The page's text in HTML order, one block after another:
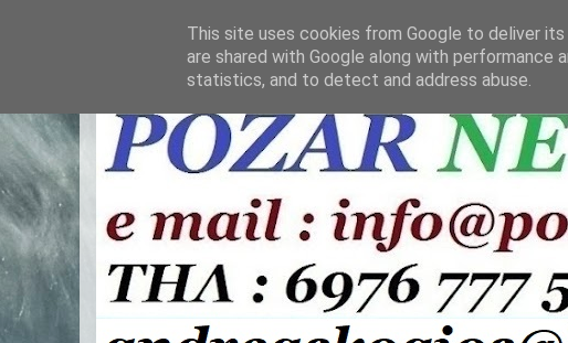
This site uses cookies from Google to deliver
are shared with Google along with
statistics, and to detect and address abuse.